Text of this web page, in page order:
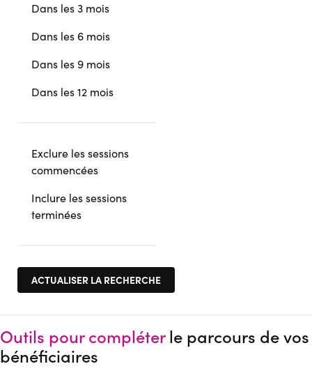
Dans les 3 mois
Dans les 6 mois
Dans les 9 mois
Dans les 12 mois
Exclure les sessions
commencées
Inclure les sessions
terminées
Outils pour compléterle parcours de vos
bénéficiaires